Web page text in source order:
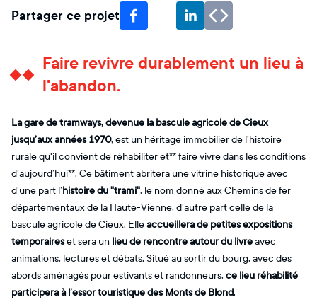
Partager ce projet
Faire revivre durablement un lieu à
l'abandon.
La gare de tramways, devenue la bascule agricole de Cieux
jusqu’aux années 1970, est un héritage immobilier de l’histoire
rurale qu'il convient de réhabiliter et** faire vivre dans les conditions
d’aujourd’hui**. Ce bâtiment abritera une vitrine historique avec
d’une part l’histoire du "trami", le nom donné aux Chemins de fer
départementaux de la Haute-Vienne, d’autre part celle de la
bascule agricole de Cieux. Elleaccueillera de petites expositions
temporaireset sera un lieu de rencontre autour du livreavec
animations, lectures et débats. Situé au sortir du bourg, avec des
abords aménagés pour estivants et randonneurs, ce lieu réhabilité
participera à l’essor touristique des Monts de Blond.